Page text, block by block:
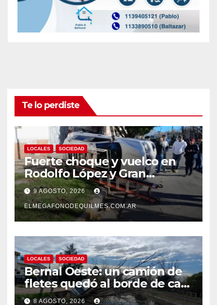
Te lo perdiste
LOCALES SOCIEDAD
Fuerte choque y vuelco en
Rodolfo López y Gran
Canaria, Quilmes Oeste
9 AGOSTO, 2026
ELMEGAFONODEQUILMES.COM.AR
LOCALES SOCIEDAD
Bernal Oeste: un camión de
fletes quedó al borde de caer
al arroyo Las Piedras
8 AGOSTO, 2026